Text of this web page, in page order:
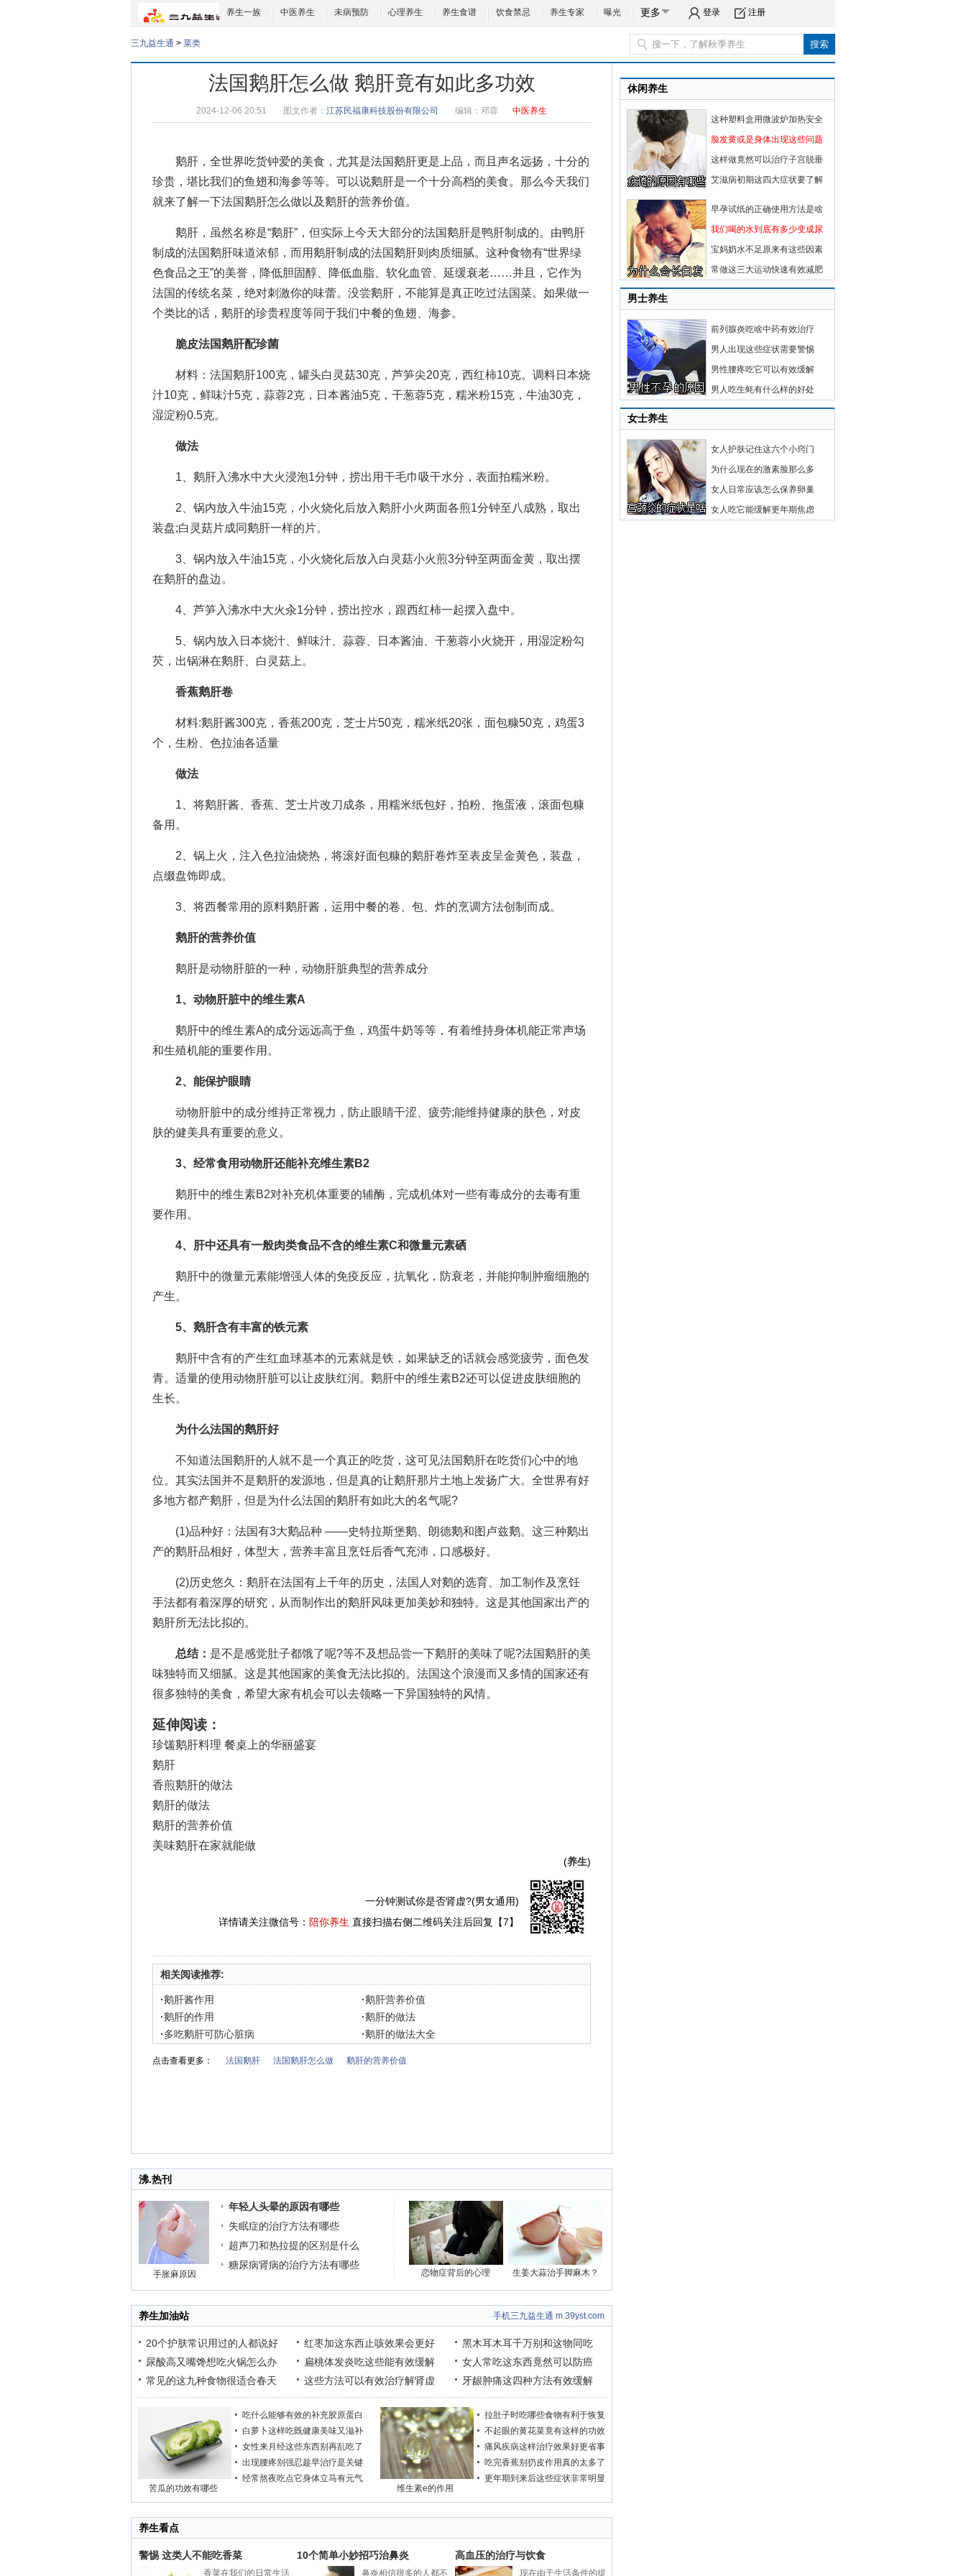
养生一族 中医养生 未病预防 心理养生 养生食谱 饮食禁忌 养生专家 曝光 更多 登录 注册
三九益生通 > 菜类
法国鹅肝怎么做 鹅肝竟有如此多功效
2024-12-06 20:51 图文作者： 江苏民福康科技股份有限公司 编辑： 邓蓉 中医养生
鹅肝，全世界吃货钟爱的美食，尤其是法国鹅肝更是上品，而且声名远扬，十分的
珍贵，堪比我们的鱼翅和海参等等。可以说鹅肝是一个十分高档的美食。那么今天我们
就来了解一下法国鹅肝怎么做以及鹅肝的营养价值。
鹅肝，虽然名称是“鹅肝”，但实际上今天大部分的法国鹅肝是鸭肝制成的。由鸭肝
制成的法国鹅肝味道浓郁，而用鹅肝制成的法国鹅肝则肉质细腻。这种食物有“世界绿
色食品之王”的美誉，降低胆固醇、降低血脂、软化血管、延缓衰老……并且，它作为
法国的传统名菜，绝对刺激你的味蕾。没尝鹅肝，不能算是真正吃过法国菜。如果做一
个类比的话，鹅肝的珍贵程度等同于我们中餐的鱼翅、海参。
脆皮法国鹅肝配珍菌
材料：法国鹅肝100克，罐头白灵菇30克，芦笋尖20克，西红柿10克。调料日本烧
汁10克，鲜味汁5克，蒜蓉2克，日本酱油5克，干葱蓉5克，糯米粉15克，牛油30克，
湿淀粉0.5克。
做法
1、鹅肝入沸水中大火浸泡1分钟，捞出用干毛巾吸干水分，表面拍糯米粉。
2、锅内放入牛油15克，小火烧化后放入鹅肝小火两面各煎1分钟至八成熟，取出
装盘;白灵菇片成同鹅肝一样的片。
3、锅内放入牛油15克，小火烧化后放入白灵菇小火煎3分钟至两面金黄，取出摆
在鹅肝的盘边。
4、芦笋入沸水中大火汆1分钟，捞出控水，跟西红柿一起摆入盘中。
5、锅内放入日本烧汁、鲜味汁、蒜蓉、日本酱油、干葱蓉小火烧开，用湿淀粉勾
芡，出锅淋在鹅肝、白灵菇上。
香蕉鹅肝卷
材料:鹅肝酱300克，香蕉200克，芝士片50克，糯米纸20张，面包糠50克，鸡蛋3
个，生粉、色拉油各适量
做法
1、将鹅肝酱、香蕉、芝士片改刀成条，用糯米纸包好，拍粉、拖蛋液，滚面包糠
备用。
2、锅上火，注入色拉油烧热，将滚好面包糠的鹅肝卷炸至表皮呈金黄色，装盘，
点缀盘饰即成。
3、将西餐常用的原料鹅肝酱，运用中餐的卷、包、炸的烹调方法创制而成。
鹅肝的营养价值
鹅肝是动物肝脏的一种，动物肝脏典型的营养成分
1、动物肝脏中的维生素A
鹅肝中的维生素A的成分远远高于鱼，鸡蛋牛奶等等，有着维持身体机能正常声场
和生殖机能的重要作用。
2、能保护眼睛
动物肝脏中的成分维持正常视力，防止眼睛干涩、疲劳;能维持健康的肤色，对皮
肤的健美具有重要的意义。
3、经常食用动物肝还能补充维生素B2
鹅肝中的维生素B2对补充机体重要的辅酶，完成机体对一些有毒成分的去毒有重
要作用。
4、肝中还具有一般肉类食品不含的维生素C和微量元素硒
鹅肝中的微量元素能增强人体的免疫反应，抗氧化，防衰老，并能抑制肿瘤细胞的
产生。
5、鹅肝含有丰富的铁元素
鹅肝中含有的产生红血球基本的元素就是铁，如果缺乏的话就会感觉疲劳，面色发
青。适量的使用动物肝脏可以让皮肤红润。鹅肝中的维生素B2还可以促进皮肤细胞的
生长。
为什么法国的鹅肝好
不知道法国鹅肝的人就不是一个真正的吃货，这可见法国鹅肝在吃货们心中的地
位。其实法国并不是鹅肝的发源地，但是真的让鹅肝那片土地上发扬广大。全世界有好
多地方都产鹅肝，但是为什么法国的鹅肝有如此大的名气呢?
(1)品种好：法国有3大鹅品种 ——史特拉斯堡鹅、朗德鹅和图卢兹鹅。这三种鹅出
产的鹅肝品相好，体型大，营养丰富且烹饪后香气充沛，口感极好。
(2)历史悠久：鹅肝在法国有上千年的历史，法国人对鹅的选育、加工制作及烹饪
手法都有着深厚的研究，从而制作出的鹅肝风味更加美妙和独特。这是其他国家出产的
鹅肝所无法比拟的。
总结： 是不是感觉肚子都饿了呢?等不及想品尝一下鹅肝的美味了呢?法国鹅肝的美
味独特而又细腻。这是其他国家的美食无法比拟的。法国这个浪漫而又多情的国家还有
很多独特的美食，希望大家有机会可以去领略一下异国独特的风情。
延伸阅读：
珍馐鹅肝料理 餐桌上的华丽盛宴
鹅肝
香煎鹅肝的做法
鹅肝的做法
鹅肝的营养价值
美味鹅肝在家就能做
(养生)
一分钟测试你是否肾虚?(男女通用)
详情请关注微信号： 陪你养生 直接扫描右侧二维码关注后回复【7】
相关阅读推荐:
·鹅肝酱作用 ·鹅肝营养价值
·鹅肝的作用 ·鹅肝的做法
·多吃鹅肝可防心脏病 ·鹅肝的做法大全
点击查看更多： 法国鹅肝 法国鹅肝怎么做 鹅肝的营养价值
沸.热刊
手胀麻原因
年轻人头晕的原因有哪些
失眠症的治疗方法有哪些
超声刀和热拉提的区别是什么
糖尿病肾病的治疗方法有哪些
恋物症背后的心理 生姜大蒜治手脚麻木？
养生加油站 手机三九益生通 m.39yst.com
20个护肤常识用过的人都说好
尿酸高又嘴馋想吃火锅怎么办
常见的这九种食物很适合春天
红枣加这东西止咳效果会更好
扁桃体发炎吃这些能有效缓解
这些方法可以有效治疗解肾虚
黑木耳木耳千万别和这物同吃
女人常吃这东西竟然可以防癌
牙龈肿痛这四种方法有效缓解
苦瓜的功效有哪些
吃什么能够有效的补充胶原蛋白
白萝卜这样吃既健康美味又滋补
女性来月经这些东西别再乱吃了
出现腰疼别强忍趁早治疗是关键
经常熬夜吃点它身体立马有元气
维生素e的作用
拉肚子时吃哪些食物有利于恢复
不起眼的黄花菜竟有这样的功效
痛风疾病这样治疗效果好更省事
吃完香蕉别扔皮作用真的太多了
更年期到来后这些症状非常明显
养生看点
警惕 这类人不能吃香菜
香菜在我们的日常生活
10个简单小妙招巧治鼻炎
鼻炎相信很多的人都不
高血压的治疗与饮食
现在由于生活条件的提
休闲养生
这种塑料盒用微波炉加热安全
脸发黄或是身体出现这些问题
这样做竟然可以治疗子宫脱垂
艾滋病初期这四大症状要了解
早孕试纸的正确使用方法是啥
我们喝的水到底有多少变成尿
宝妈奶水不足原来有这些因素
常做这三大运动快速有效减肥
男士养生
前列腺炎吃啥中药有效治疗
男人出现这些症状需要警惕
男性腰疼吃它可以有效缓解
男人吃生蚝有什么样的好处
女士养生
女人护肤记住这六个小窍门
为什么现在的激素脸那么多
女人日常应该怎么保养卵巢
女人吃它能缓解更年期焦虑